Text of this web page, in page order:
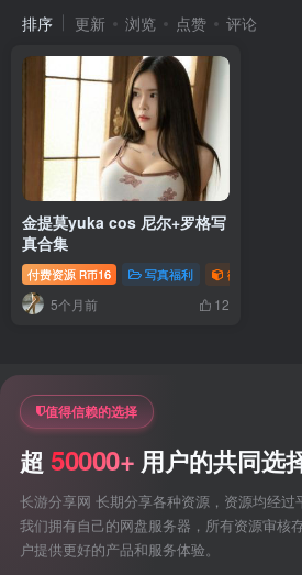
排序 更新 浏览 点赞 评论
金提莫yuka cos 尼尔+罗格写
真合集
付费资源 R币16 写真福利 御姐写真照片
5个月前 12
值得信赖的选择
超50000+ 用户的共同选
长游分享网 长期分享各种资源，资源均经过
我们拥有自己的网盘服务器，所有资源审核
户提供更好的产品和服务体验。